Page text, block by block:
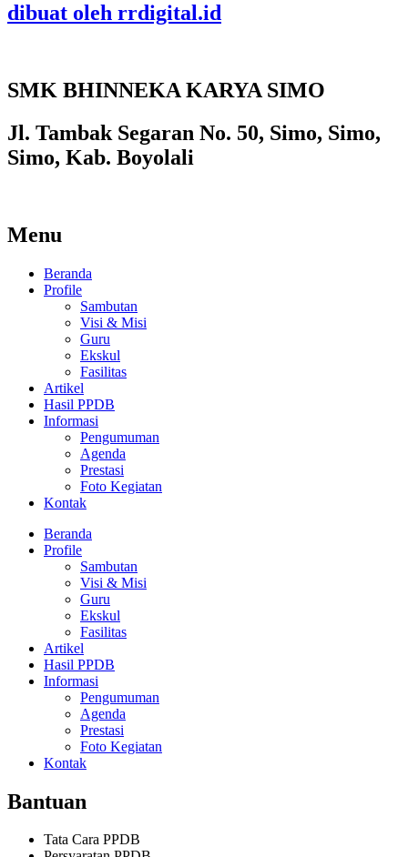
dibuat oleh rrdigital.id
SMK BHINNEKA KARYA SIMO
Jl. Tambak Segaran No. 50, Simo, Simo,
Simo, Kab. Boyolali
Menu
Beranda
Profile
Sambutan
Visi & Misi
Guru
Ekskul
Fasilitas
Artikel
Hasil PPDB
Informasi
Pengumuman
Agenda
Prestasi
Foto Kegiatan
Kontak
Beranda
Profile
Sambutan
Visi & Misi
Guru
Ekskul
Fasilitas
Artikel
Hasil PPDB
Informasi
Pengumuman
Agenda
Prestasi
Foto Kegiatan
Kontak
Bantuan
Tata Cara PPDB